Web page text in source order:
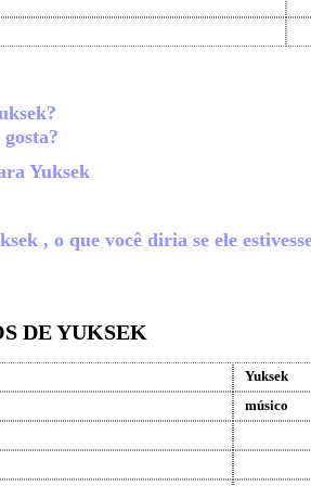
Yuksek
, o que você diria se ele
DE YUKSEK
Yuksek
músico